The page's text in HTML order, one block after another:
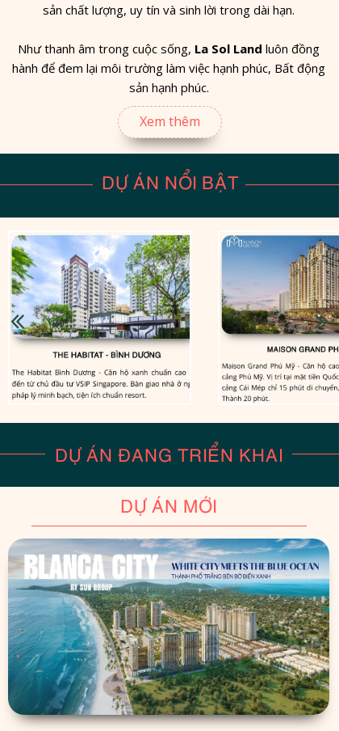
sản chất lượng, uy tín và sinh lời trong dài hạn.
Như thanh âm trong cuộc sống, La Sol Land luôn đồng
hành để đem lại môi trường làm việc hạnh phúc, Bất động
sản hạnh phúc.
Xem thêm
DỰ ÁN NỔI BẬT
DỰ ÁN ĐANG TRIỂN KHAI
DỰ ÁN MỚI